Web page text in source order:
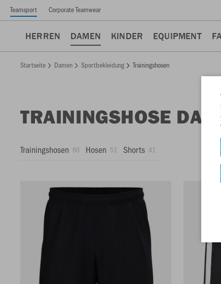
Teamsport Corporate Teamwear
HERREN DAMEN KINDER EQUIPMENT
Startseite Damen Sportbekleidung Trainingshosen
TRAININGSHOSE
Trainingshosen 60 Hosen 51 Shorts 41